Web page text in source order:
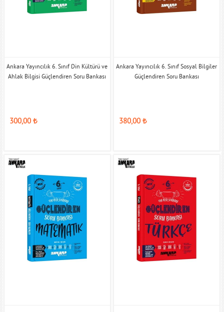
Ankara Yayıncılık 6. Sınıf Din Kültürü ve
Ahlak Bilgisi Güçlendiren Soru Bankası
300,00₺
Ankara Yayıncılık 6. Sınıf Sosyal Bilgiler
Güçlendiren Soru Bankası
380,00₺